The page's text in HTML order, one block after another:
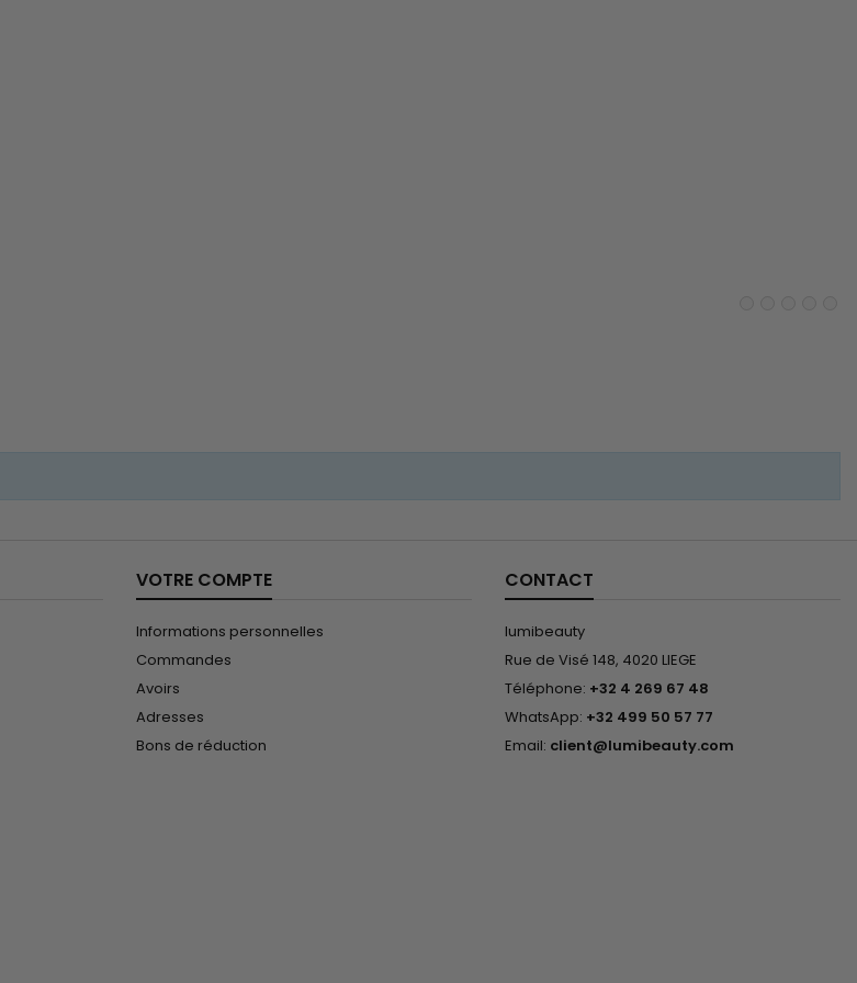
VOTRE COMPTE
Informations personnelles
Commandes
Avoirs
Adresses
Bons de réduction
CONTACT
lumibeauty
Rue de Visé 148, 4020 LIEGE
Téléphone: +32 4 269 67 48
WhatsApp: +32 499 50 57 77
Email: client@lumibeauty.com